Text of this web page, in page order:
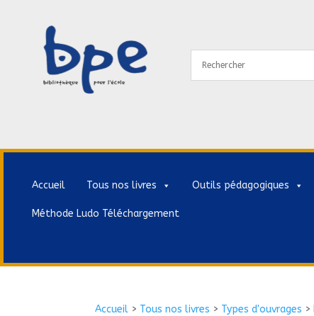
Accueil Tous nos livres Outils pédagogiques
Méthode Ludo Téléchargement
Accueil > Tous nos livres > Types d'ouvrages >